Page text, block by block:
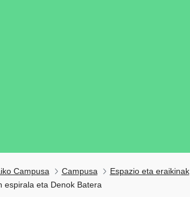
Campusa Campusa Espazio eta eraikinak
espirala eta Denok Batera